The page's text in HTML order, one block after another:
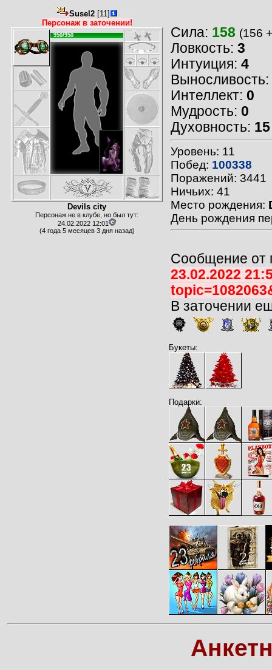
Susel2[11]
Персонаж в заточении!
950/950
Devils city
Персонаж не в клубе, но был тут:
24.02.2022 12:01
(4 года 5 месяцев 3 дня назад)
Сила: 158 (156
Ловкость: 3
Интуиция: 4
Выносливость:
Интеллект: 0
Мудрость: 0
Духовность: 15
Уровень: 11
Побед: 100338
Поражений: 3441
Ничьих: 41
Место рождения:
День рождения
Сообщение от
23.02.2022
В заточении
Букеты:
Подарки: